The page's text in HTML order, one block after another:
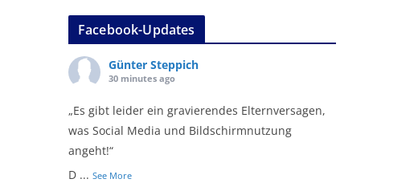
Facebook-Updates
Günter Steppich
30 minutes ago
„Es gibt leider ein gravierendes Elternversagen,
was Social Media und Bildschirmnutzung
angeht!“
D ... See More